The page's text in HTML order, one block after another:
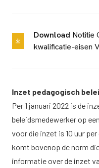
Download Notitie
kwalificatie-eisen
Inzet pedagogisch
Per 1 januari 2022 is de
beleidsmedewerker op
voor die inzet is 10 uur
komt bovenop de norm
informatie over de inzet